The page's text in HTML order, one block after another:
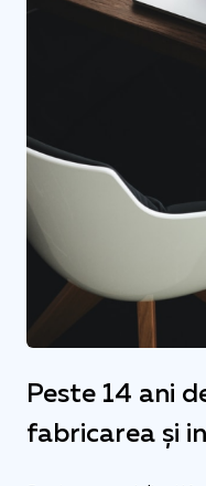
Peste 14 ani
fabricarea și